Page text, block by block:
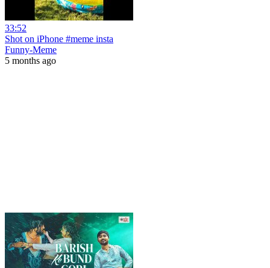
33:52
Shot on iPhone #meme insta
Funny-Meme
5 months ago